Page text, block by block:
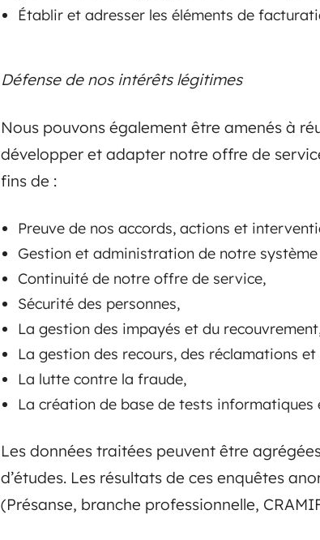
Établir et adresser les éléments de
Défense de nos intérêts légitimes
Nous pouvons également être amenés à
développer et adapter notre offre de
fins de :
Preuve de nos accords, actions et
Gestion et administration de notre
Continuité de notre offre de service,
Sécurité des personnes,
La gestion des impayés et du
La gestion des recours, des réclamations
La lutte contre la fraude,
La création de base de tests
Les données traitées peuvent être
d’études. Les résultats de ces enquêtes
(Présanse, branche professionnelle,